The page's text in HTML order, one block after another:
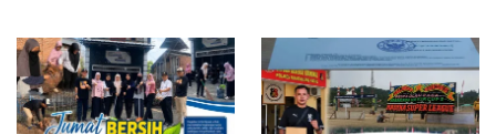
Berkompromi terhadap
Penegakan Hukum